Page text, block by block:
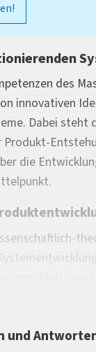
des
innovativen
Dabei steht
Produkt-
die
selbstständig
Marktreife
und